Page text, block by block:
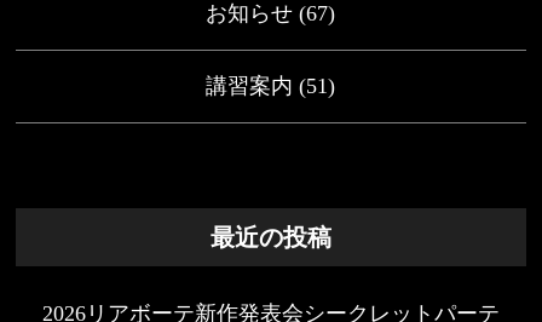
お知らせ (67)
講習案内 (51)
最近の投稿
2026リアボーテ新作発表会シークレットパーテ